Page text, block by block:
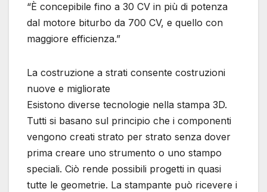
“È concepibile fino a 30 CV in più di potenza
dal motore biturbo da 700 CV, e quello con
maggiore efficienza.”
La costruzione a strati consente costruzioni
nuove e migliorate
Esistono diverse tecnologie nella stampa 3D.
Tutti si basano sul principio che i componenti
vengono creati strato per strato senza dover
prima creare uno strumento o uno stampo
speciali. Ciò rende possibili progetti in quasi
tutte le geometrie. La stampante può ricevere i